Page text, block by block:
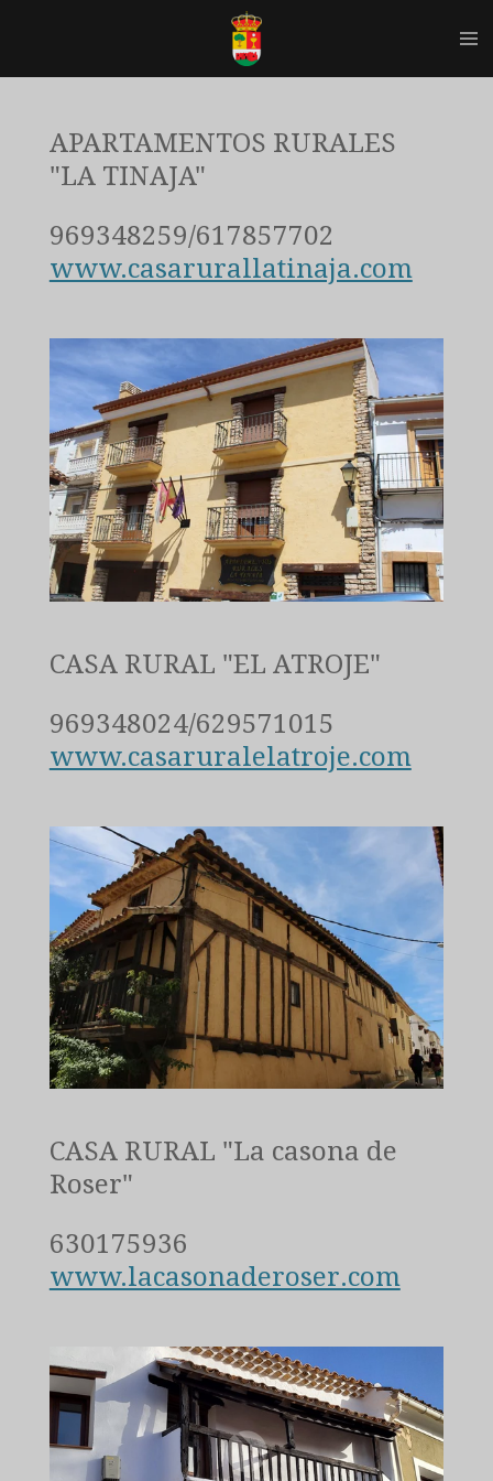
contenido
APARTAMENTOS RURALES
"LA TINAJA"
969348259/617857702
www.casarurallatinaja.com
CASA RURAL "EL ATROJE"
969348024/629571015
www.casaruralelatroje.com
CASA RURAL "La casona de
Roser"
630175936
www.lacasonaderoser.com